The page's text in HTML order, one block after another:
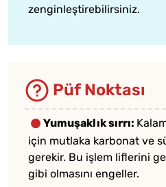
zenginleştirebilirsiniz.
Püf Noktası
Yumuşaklık sırrı:
için mutlaka karbonat ve
gerekir. Bu işlem liflerini
gibi olmasını engeller.